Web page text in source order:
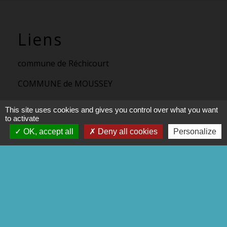
Liens
commune de Réchicourt
COMMUNE de MOUSSEY
P.N.R.L
Trott' Balade
This site uses cookies and gives you control over what you want
to activate
OK, accept all
Deny all cookies Personalize